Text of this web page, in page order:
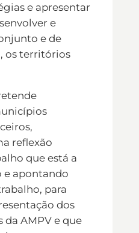
e apresentar
e
e de
os territórios
reflexão
que está a
e apontando
para
dos
AMPV e que